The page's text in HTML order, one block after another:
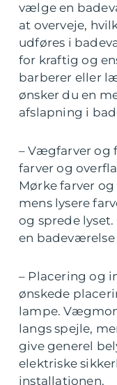
vælge en
at overveje,
udføres i
for kraftig og
barberer eller
ønsker du en
afslapning i
– Vægfarver og
farver og
Mørke farver
mens lysere
og sprede
en badeværelse
– Placering og
ønskede
lampe.
langs spejle,
give generel
elektriske
installationen.